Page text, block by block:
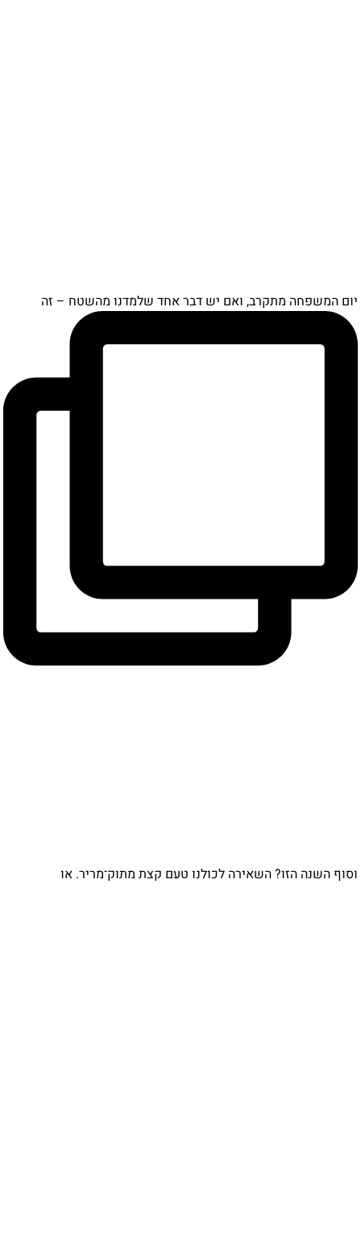
יום המשפחה מתקרב, ואם יש דבר אחד שלמדנו מהשטח – זה
וסוף השנה הזו? השאירה לכולנו טעם קצת מתוק־מריר. או